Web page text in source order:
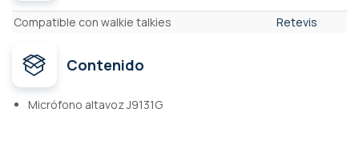
Características
Compatible con walkie talkies Retevis
Contenido
Micrófono altavoz J9131G